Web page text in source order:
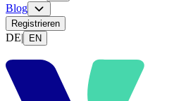
Blog
Registrieren
DE| EN